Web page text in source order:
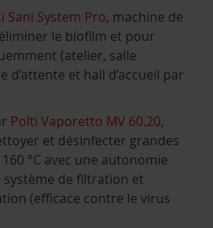
Sani System Pro, machine de
le biofilm et pour
(atelier, salle
d’attente et hall d’accueil par
Polti Vaporetto MV 60.20,
et désinfecter grandes
°C avec une autonomie
de filtration et
(efficace contre le virus